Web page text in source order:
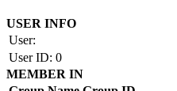
USER INFO
User:
User ID: 0
MEMBER IN